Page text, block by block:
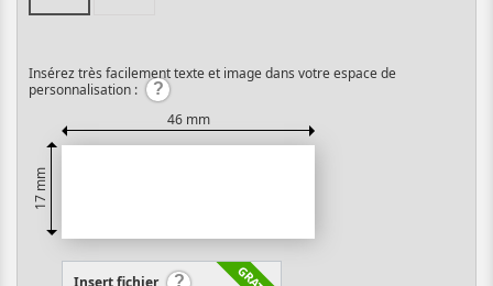
Insérez très facilement texte et image dans votre espace de
personnalisation :
46 mm
17 mm
Insert fichier